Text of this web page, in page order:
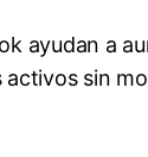
ayudan a
sin